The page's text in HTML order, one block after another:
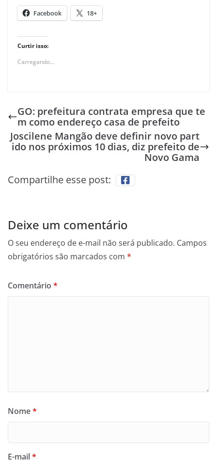
Facebook 18+
Curtir isso:
Carregando...
GO: prefeitura contrata empresa que te
m como endereço casa de prefeito
Joscilene Mangão deve definir novo part
ido nos próximos 10 dias, diz prefeito de
Novo Gama
Compartilhe esse post:
Deixe um comentário
O seu endereço de e-mail não será publicado. Campos
obrigatórios são marcados com *
Comentário *
Nome*
E-mail*